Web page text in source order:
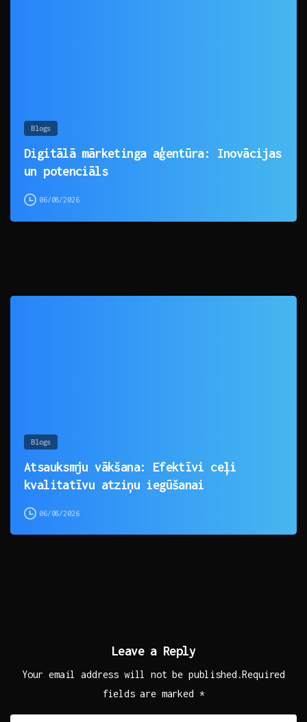
Blogs
Digitālā mārketinga aģentūra: Inovācijas
un potenciāls
06/08/2026
Blogs
Atsauksmju vākšana: Efektīvi ceļi
kvalitatīvu atziņu iegūšanai
06/08/2026
Leave a Reply
Your email address will not be published.Required
fields are marked *